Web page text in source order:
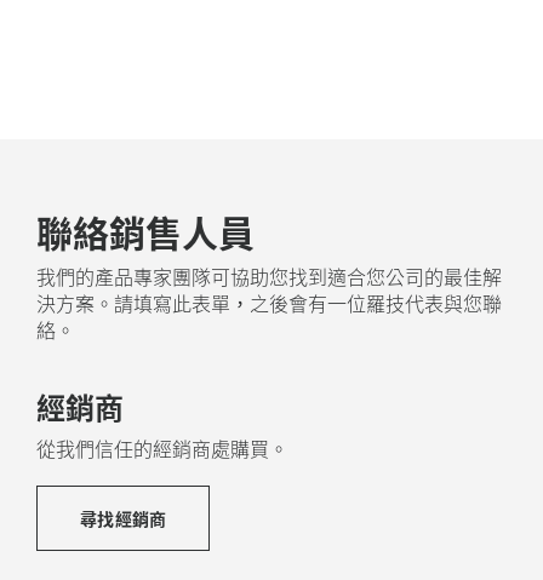
聯絡銷售人員
我們的產品專家團隊可協助您找到適合您公司的最佳解
決方案。請填寫此表單，之後會有一位羅技代表與您聯
絡。
經銷商
從我們信任的經銷商處購買。
尋找經銷商